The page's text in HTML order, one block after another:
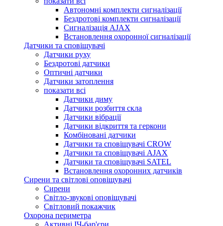
Автономні комплекти сигналізації
Бездротові комплекти сигналізації
Сигналізація AJAX
Встановлення охоронної сигналізації
Датчики та сповіщувачі
Датчики руху
Бездротові датчики
Оптичні датчики
Датчики затоплення
показати всі
Датчики диму
Датчики розбиття скла
Датчики вібрації
Датчики відкриття та геркони
Комбіновані датчики
Датчики та сповіщувачі CROW
Датчики та сповіщувачі AJAX
Датчики та сповіщувачі SATEL
Встановлення охоронних датчиків
Сирени та світлові оповіщувачі
Сирени
Світло-звукові оповіщувачі
Світловий покажчик
Охорона периметра
Активні ІЧ-бар'єри